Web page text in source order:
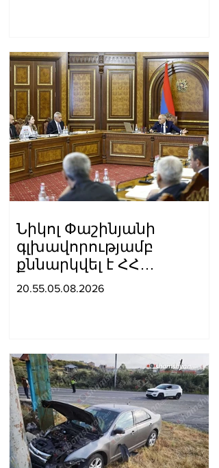
Նիկոլ Փաշինյանի
գլխավորությամբ
քննարկվել է ՀՀ
Կառավարության 2026–
20.55.05.08.2026